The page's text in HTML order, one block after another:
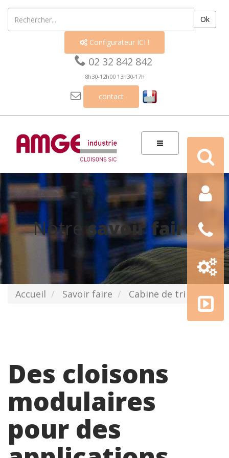
Ok
 Configurateur ICI !
 02 32 842 842
8h30-12h00 13h30-17h
 contact
Notresavoir faire
Accueil Savoir faire Cabine de tri
Des cloisons
modulaires
pour des
3D
academy